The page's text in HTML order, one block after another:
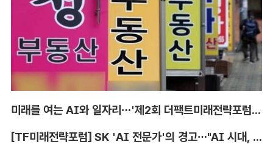
미래를 여는 AI와 일자리…'제2회 더팩트미래전략포럼' 참가 신청
[TF미래전략포럼] SK 'AI 전문가'의 경고…"AI 시대, 인재 격차 더 커진다"